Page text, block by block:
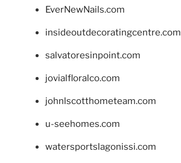
EverNewNails.com
insideoutdecoratingcentre.com
salvatoresinpoint.com
jovialfloralco.com
johnlscotthometeam.com
u-seehomes.com
watersportslagonissi.com